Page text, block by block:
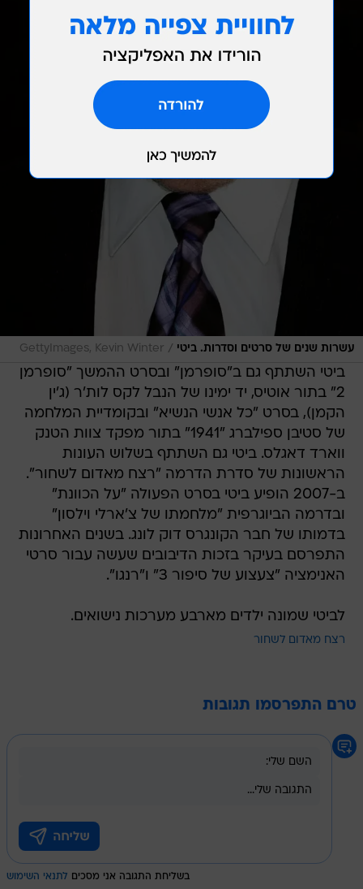
עשרות שנים של סרטים וסדרות. ביטי /
GettyImages, Kevin Winter
ביטי השתתף גם ב"סופרמן" ובסרט ההמשך "סופרמן
2" בתור אוטיס, יד ימינו של הנבל לקס לות'ר (ג'ין
הקמן), בסרט "כל אנשי הנשיא" ובקומדיית המלחמה
של סטיבן ספילברג "1941" בתור מפקד צוות הטנק
ווארד דאגלס. ביטי גם השתתף בשלוש העונות
הראשונות של סדרת הדרמה "רצח מאדום לשחור".
ב-2007 הופיע ביטי בסרט הפעולה "על הכוונת"
ובדרמה הביוגרפית "מלחמתו של צ'ארלי וילסון"
בדמותו של חבר הקונגרס דוק לונג. בשנים האחרונות
התפרסם בעיקר בזכות הדיבובים שעשה עבור סרטי
האנימציה "צעצוע של סיפור 3" ו"רנגו".
לביטי שמונה ילדים מארבע מערכות נישואים.
בשליחת התגובה אני מסכים לתנאי השימוש